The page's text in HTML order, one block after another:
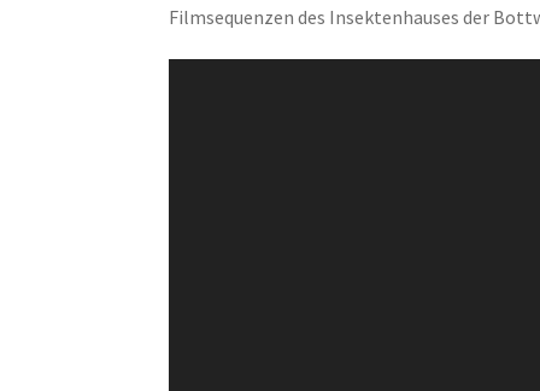
Filmsequenzen des Insektenhauses der